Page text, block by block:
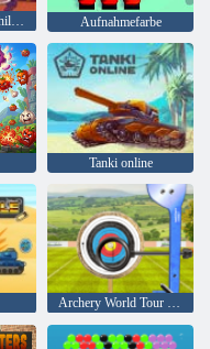
Schieße auf die Schildkröte Aufnahmefarbe
Tanki online
Archery World Tour - Highscore Bogenschießen 3D